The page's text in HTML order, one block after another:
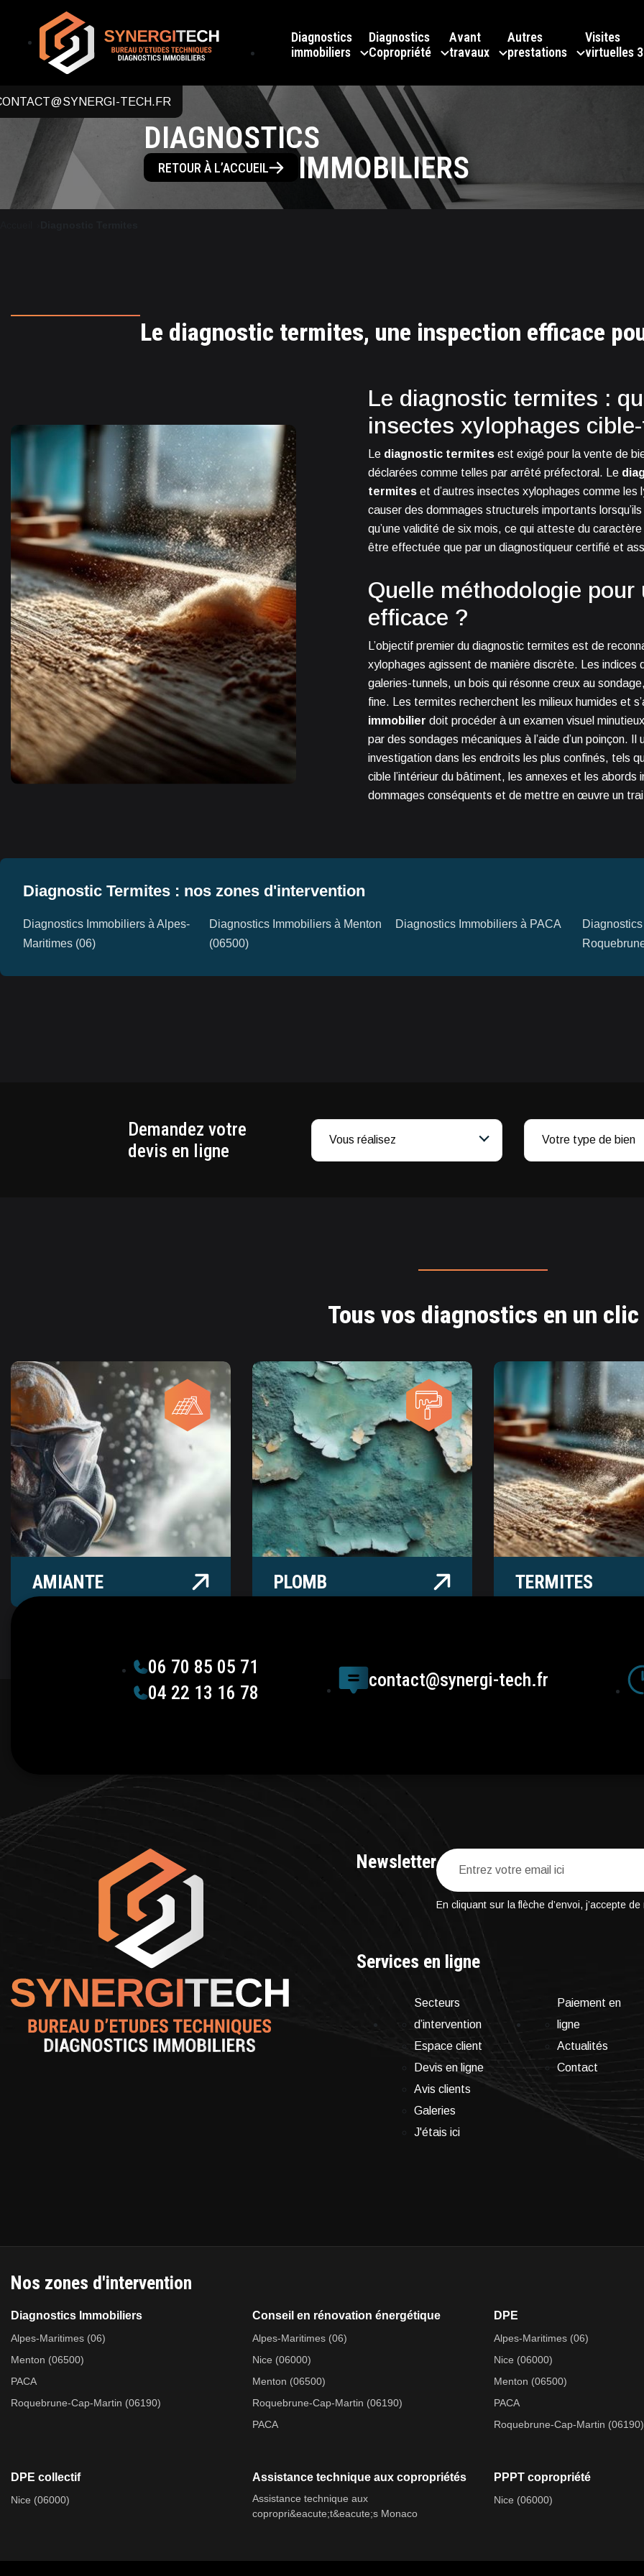
TECH.FR
Diagnostics
immobiliers
Diagnostics
Copropriété
Avant
travaux
Autres
prestations
Visites
virtuelles
DIAGNOSTICS
RETOUR À L’ACCUEIL IMMOBILIERS
Le diagnostic termites, une inspection efficace
Le diagnostic termites :
insectes xylophages
Le diagnostic termites est exigé pour la vente de
déclarées comme telles par arrêté préfectoral. Le
termites et d’autres insectes xylophages comme
causer des dommages structurels importants
qu’une validité de six mois, ce qui atteste du
être effectuée que par un diagnostiqueur certifié et
Quelle méthodologie
efficace ?
L’objectif premier du diagnostic termites est de
xylophages agissent de manière discrète. Les indices
galeries-tunnels, un bois qui résonne creux au
fine. Les termites recherchent les milieux humides et
immobilier doit procéder à un examen visuel
par des sondages mécaniques à l’aide d’un poinçon.
investigation dans les endroits les plus confinés, tels
cible l’intérieur du bâtiment, les annexes et les
dommages conséquents et de mettre en œuvre un
Diagnostic Termites : nos zones d'intervention
Diagnostics Immobiliers à Alpes-
Maritimes (06)
Diagnostics Immobiliers à Menton
(06500)
Diagnostics Immobiliers à PACA
Demandez votre
devis en ligne
Vous réalisez Votre type de bien
Tous vos diagnostics en un clic
PLOMB TERMITES GAZ
06 70 85 05 71
04 22 13 16 78
contact@synergi-tech.fr
Newsletter
En cliquant sur la flèche d’envoi, j’accepte
Services en ligne
Secteurs
d’intervention
Espace client
Devis en ligne
Avis clients
Galeries
J'étais ici
Paiement en
ligne
Actualités
Contact
Nos zones d'intervention
Diagnostics Immobiliers
Alpes-Maritimes (06)
Menton (06500)
PACA
Roquebrune-Cap-Martin (06190)
Conseil en rénovation énergétique
Alpes-Maritimes (06)
Nice (06000)
Menton (06500)
Roquebrune-Cap-Martin (06190)
PACA
DPE
Alpes-Maritimes (06)
Nice (06000)
Menton (06500)
PACA
Roquebrune-Cap-Martin (06190)
DPE collectif
Nice (06000)
Assistance technique aux copropriétés
Assistance technique aux
copropri&eacute;t&eacute;s Monaco
PPPT copropriété
Nice (06000)